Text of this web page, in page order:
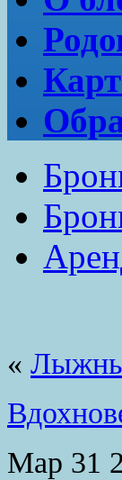
«
Мар 31